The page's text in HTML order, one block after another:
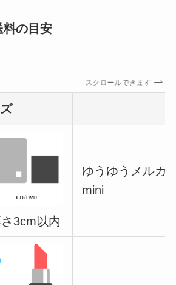
料の目安
スクロールできます
3cm以内
ゆうゆうメルカ
mini